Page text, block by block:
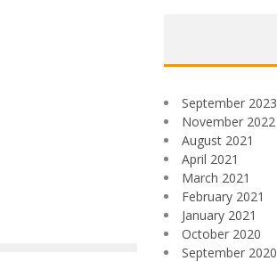
September 2023
November 2022
August 2021
April 2021
March 2021
February 2021
January 2021
October 2020
September 2020